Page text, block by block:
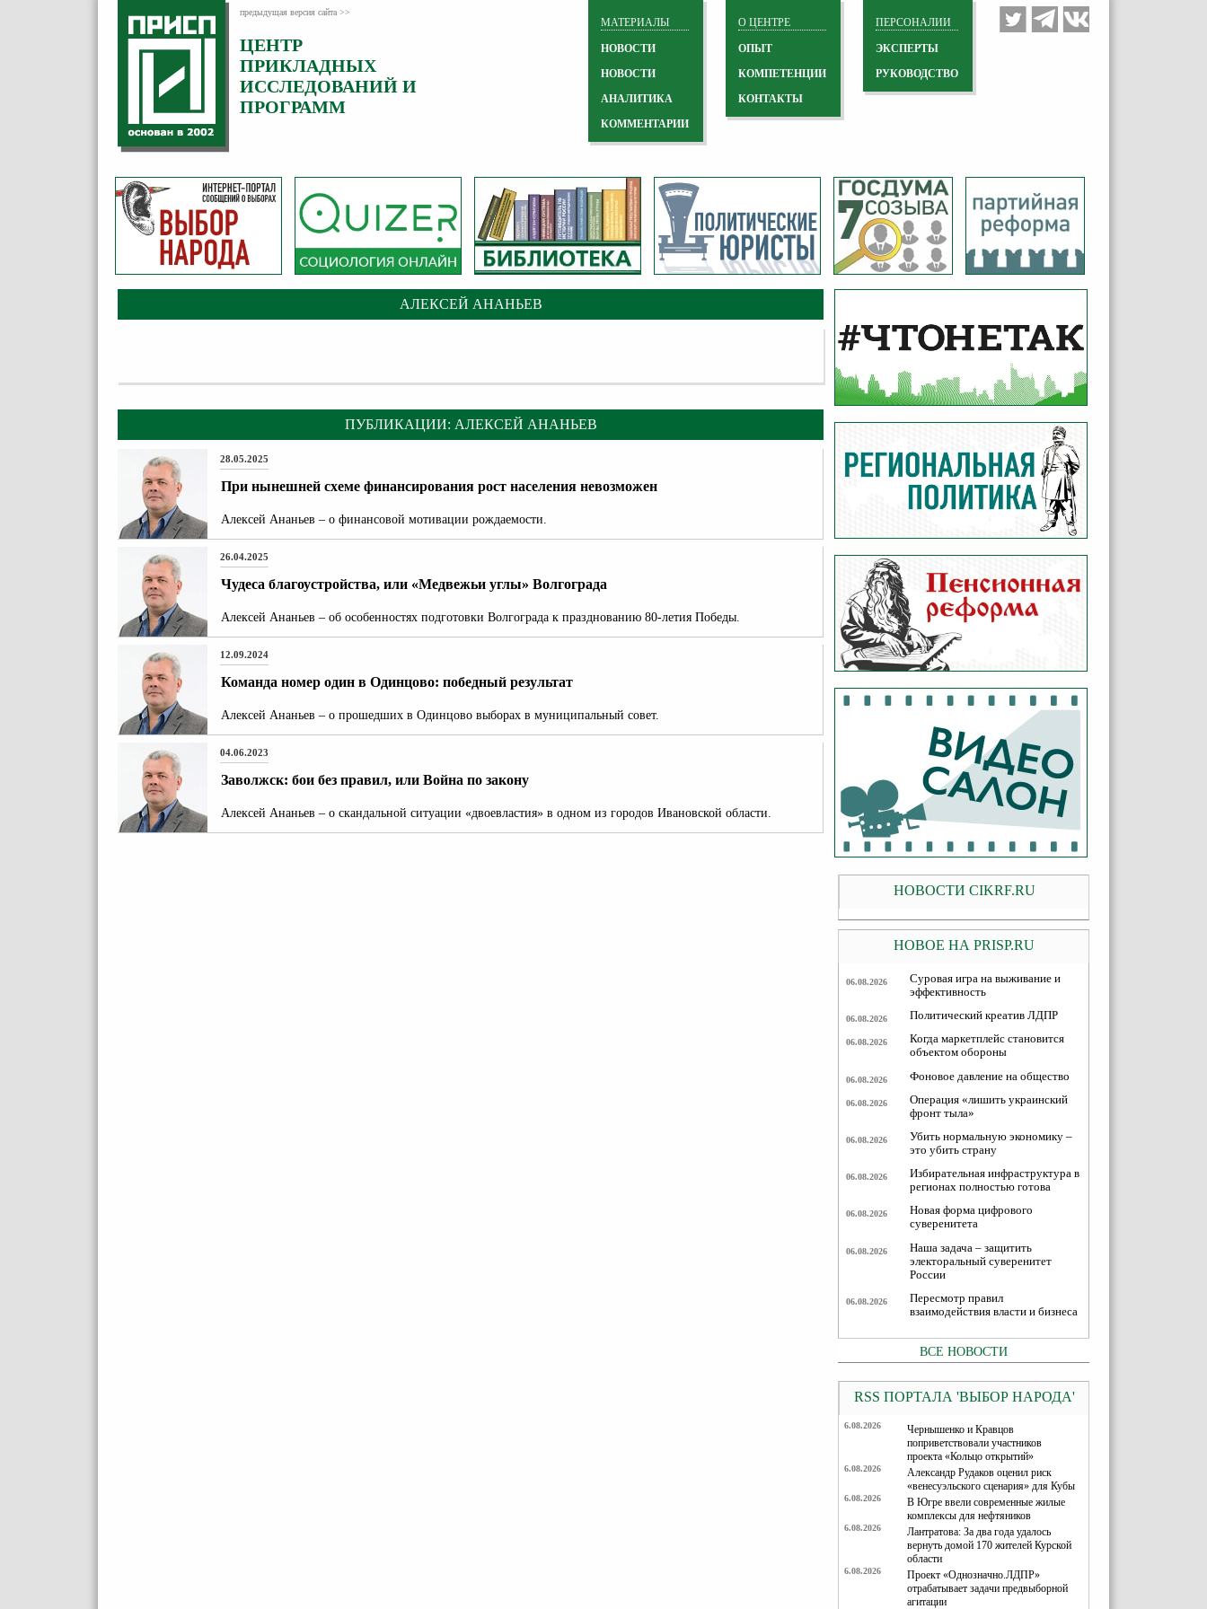
предыдущая версия сайта >>
ЦЕНТР
ПРИКЛАДНЫХ
ИССЛЕДОВАНИЙ И
ПРОГРАММ
ПЕРСОНАЛИИ
ЭКСПЕРТЫ
РУКОВОДСТВО
О ЦЕНТРЕ
ОПЫТ
КОМПЕТЕНЦИИ
КОНТАКТЫ
МАТЕРИАЛЫ
НОВОСТИ
НОВОСТИ
АНАЛИТИКА
КОММЕНТАРИИ
АЛЕКСЕЙ АНАНЬЕВ
ПУБЛИКАЦИИ: АЛЕКСЕЙ АНАНЬЕВ
28.05.2025
При нынешней схеме финансирования рост населения невозможен
Алексей Ананьев – о финансовой мотивации рождаемости.
26.04.2025
Чудеса благоустройства, или «Медвежьи углы» Волгограда
Алексей Ананьев – об особенностях подготовки Волгограда к празднованию 80-летия Победы.
12.09.2024
Команда номер один в Одинцово: победный результат
Алексей Ананьев – о прошедших в Одинцово выборах в муниципальный совет.
04.06.2023
Заволжск: бои без правил, или Война по закону
Алексей Ананьев – о скандальной ситуации «двоевластия» в одном из городов Ивановской области.
НОВОСТИ CIKRF.RU
НОВОЕ НА PRISP.RU
06.08.2026
Суровая игра на выживание и
эффективность
06.08.2026 Политический креатив ЛДПР
06.08.2026
Когда маркетплейс становится
объектом обороны
06.08.2026 Фоновое давление на общество
06.08.2026
Операция «лишить украинский
фронт тыла»
06.08.2026
Убить нормальную экономику –
это убить страну
06.08.2026
Избирательная инфраструктура в
регионах полностью готова
06.08.2026
Новая форма цифрового
суверенитета
06.08.2026
Наша задача – защитить
электоральный суверенитет
России
06.08.2026
Пересмотр правил
взаимодействия власти и бизнеса
ВСЕ НОВОСТИ
RSS ПОРТАЛА 'ВЫБОР НАРОДА'
6.08.2026
Чернышенко и Кравцов
поприветствовали участников
проекта «Кольцо открытий»
6.08.2026
Александр Рудаков оценил риск
«венесуэльского сценария» для Кубы
6.08.2026
В Югре ввели современные жилые
комплексы для нефтяников
6.08.2026
Лантратова: За два года удалось
вернуть домой 170 жителей Курской
области
6.08.2026
Проект «Однозначно.ЛДПР»
отрабатывает задачи предвыборной
агитации